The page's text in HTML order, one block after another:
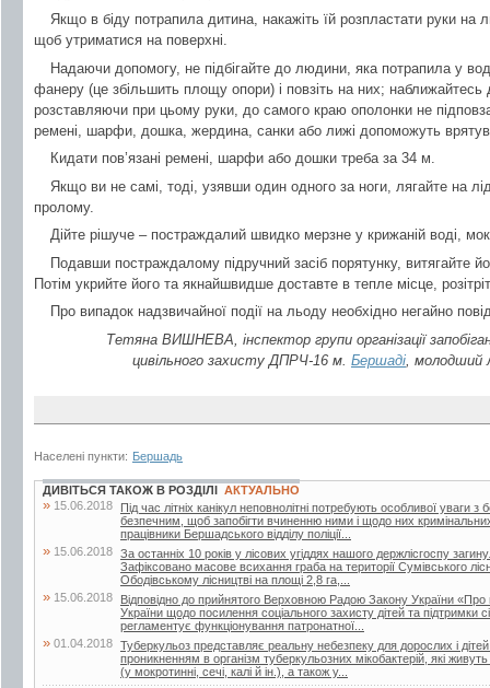
Якщо в біду потрапила дитина, накажіть їй розпластати руки на
щоб утриматися на поверхні.
Надаючи допомогу, не підбігайте до людини, яка потрапила у
фанеру (це збільшить площу опори) і повзіть на них;
розставляючи при цьому руки, до самого краю ополонки не
ремені, шарфи, дошка, жердина, санки або лижі допоможуть
Кидати пов’язані ремені, шарфи або дошки треба за 34 м.
Якщо ви не самі, тоді, узявши один одного за ноги, лягайте на
пролому.
Дійте рішуче – постраждалий швидко мерзне у крижаній воді,
Подавши постраждалому підручний засіб порятунку, витягайте
Потім укрийте його та якнайшвидше доставте в тепле місце,
Про випадок надзвичайної події на льоду необхідно негайно
Тетяна ВИШНЕВА, інспектор групи організації
цивільного захисту ДПРЧ-16 м. Бершаді , молодший
Населені пункти: Бершадь
ДИВІТЬСЯ ТАКОЖ В РОЗДІЛІ АКТУАЛЬНО
» 15.06.2018
Під час літніх канікул неповнолітні потребують особливої уваги
безпечним, щоб запобігти вчиненню ними і щодо них
працівники Бершадського відділу поліції...
» 15.06.2018 За останніх 10 років у лісових угіддях нашого держлісгоспу
Зафіксовано масове всихання граба на території Сумівського
Ободівському лісництві на площі 2,8 га,...
» 15.06.2018
Відповідно до прийнятого Верховною Радою Закону України «Про
України щодо посилення соціального захисту дітей та підтримки
регламентує функціонування патронатної...
» 01.04.2018 Туберкульоз представляє реальну небезпеку для дорослих і
проникненням в організм туберкульозних мікобактерій, які
(у мокротинні, сечі, калі й ін.), а також у...